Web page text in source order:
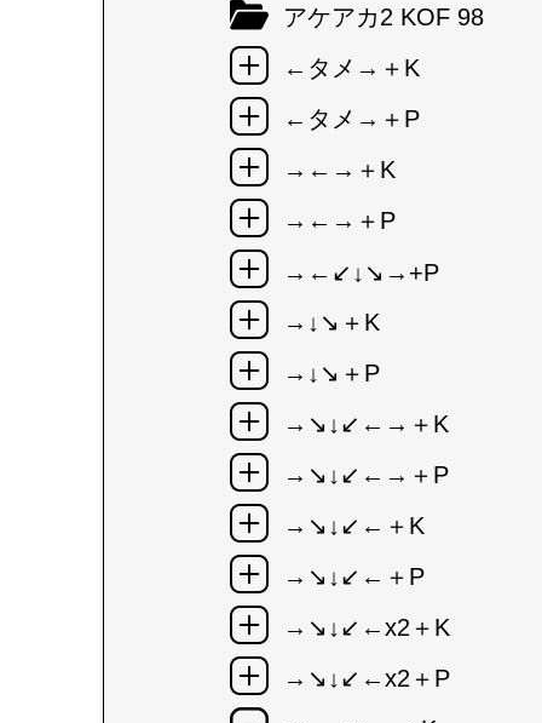
アケアカ2 KOF 98
←タメ→＋K
←タメ→＋P
→←→＋K
→←→＋P
→←↙↓↘→+P
→↓↘＋K
→↓↘＋P
→↘↓↙←→＋K
→↘↓↙←→＋P
→↘↓↙←＋K
→↘↓↙←＋P
→↘↓↙←x2＋K
→↘↓↙←x2＋P